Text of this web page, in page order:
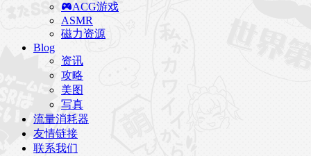
ACG游戏
ASMR
磁力资源
Blog
资讯
攻略
美图
写真
流量消耗器
友情链接
联系我们